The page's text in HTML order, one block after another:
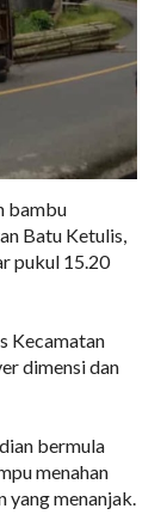
bambu
Batu Ketulis,
pukul 15.20
Kecamatan
dimensi dan
bermula
menahan
yang menanjak.